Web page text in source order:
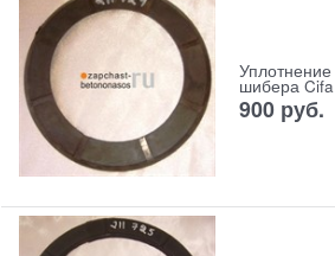
шибера Cifa
900 руб.